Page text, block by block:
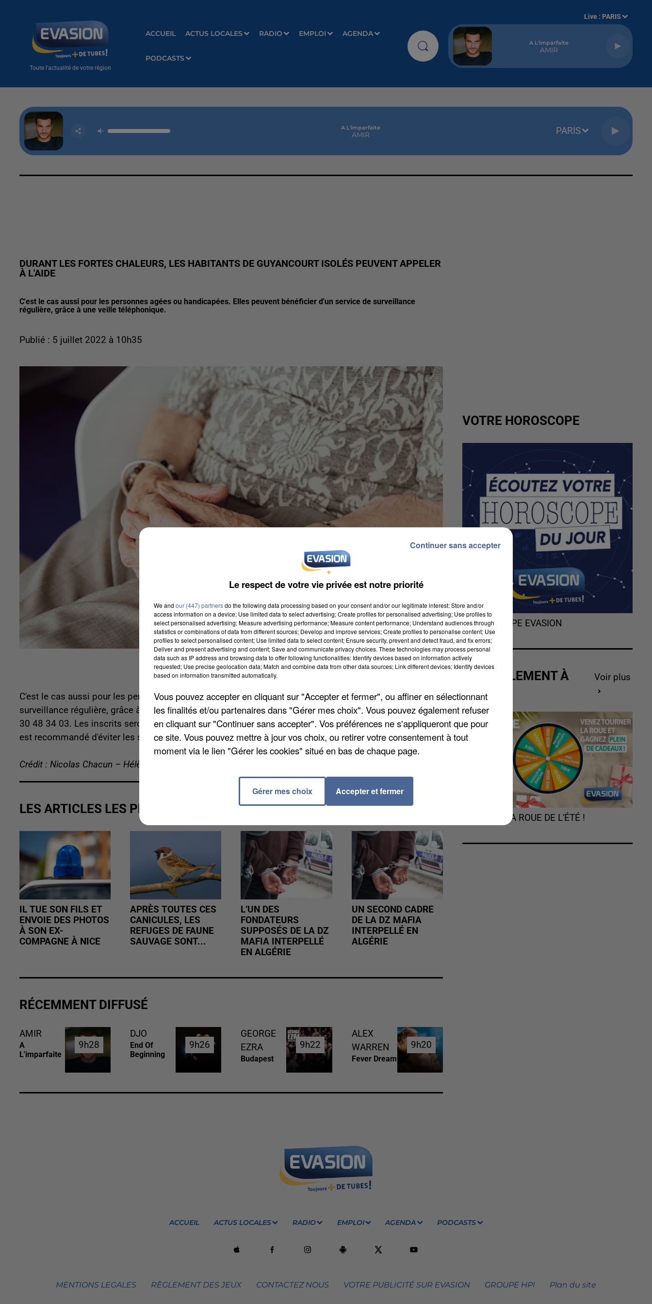
Toute l'actualité de votre région
ACCUEIL ACTUS LOCALES RADIO EMPLOI AGENDA
PODCASTS
Live : PARIS
A L'imparfaite
AMIR
A L'imparfaite
AMIR PARIS
DURANT LES FORTES CHALEURS, LES HABITANTS DE GUYANCOURT ISOLÉS PEUVENT APPELER
À L'AIDE
C'est le cas aussi pour les personnes agées ou handicapées. Elles peuvent bénéficier d'un service de surveillance
régulière, grâce à une veille téléphonique.
Publié : 5 juillet 2022 à 10h35
C'est le cas aussi pour les personnes agées ou handicapées. Elles peuvent bénéficier d'un service de
surveillance régulière, grâce à une veille téléphonique. Il faut joindre le service social et seniors au 01
30 48 34 03. Les inscrits seront contactés en cas d'alerte liée au climat. Lorsque le mercure monte, il
est recommandé d'éviter les sorties, de rester à l'ombre et de boire régulièrement.
Crédit : Nicolas Chacun – Hélène Virat
LES ARTICLES LES PLUS VUS
IL TUE SON FILS ET
ENVOIE DES PHOTOS
À SON EX-
COMPAGNE À NICE
APRÈS TOUTES CES
CANICULES, LES
REFUGES DE FAUNE
SAUVAGE SONT...
L’UN DES
FONDATEURS
SUPPOSÉS DE LA DZ
MAFIA INTERPELLÉ
EN ALGÉRIE
UN SECOND CADRE
DE LA DZ MAFIA
INTERPELLÉ EN
ALGÉRIE
RÉCEMMENT DIFFUSÉ
AMIR
A
L'imparfaite
9h28
9h28
DJO
End Of
Beginning
9h26
9h26
GEORGE
EZRA
Budapest
9h22
9h22
ALEX
WARREN
Fever Dream
9h20
9h20
VOTRE HOROSCOPE
L'HOROSCOPE EVASION
ACTUELLEMENT À
Voir plus
TOURNEZ LA ROUE DE L'ÉTÉ !
ACCUEIL ACTUS LOCALES RADIO EMPLOI AGENDA PODCASTS
MENTIONS LEGALES RÈGLEMENT DES JEUX CONTACTEZ NOUS VOTRE PUBLICITÉ SUR EVASION GROUPE HPI Plan du site
Le respect de votre vie privée est notre priorité
We and our (447) partnersdo the following data processing based on your consent and/or our legitimate interest: Store and/or
access information on a device; Use limited data to select advertising; Create profiles for personalised advertising; Use profiles to
select personalised advertising; Measure advertising performance; Measure content performance; Understand audiences through
statistics or combinations of data from different sources; Develop and improve services; Create profiles to personalise content; Use
profiles to select personalised content; Use limited data to select content; Ensure security, prevent and detect fraud, and fix errors;
Deliver and present advertising and content; Save and communicate privacy choices. These technologies may process personal
data such as IP address and browsing data to offer following functionalities: Identify devices based on information actively
requested; Use precise geolocation data; Match and combine data from other data sources; Link different devices; Identify devices
based on information transmitted automatically.
Vous pouvez accepter en cliquant sur "Accepter et fermer", ou affiner en sélectionnant
les finalités et/ou partenaires dans "Gérer mes choix". Vous pouvez également refuser
en cliquant sur "Continuer sans accepter". Vos préférences ne s'appliqueront que pour
ce site. Vous pouvez mettre à jour vos choix, ou retirer votre consentement à tout
moment via le lien "Gérer les cookies" situé en bas de chaque page.
Gérer mes choix Accepter et fermer
Continuer sans accepter